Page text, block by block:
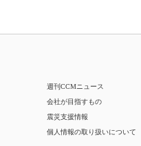
週刊CCMニュース
会社が目指すもの
震災支援情報
個人情報の取り扱いについて